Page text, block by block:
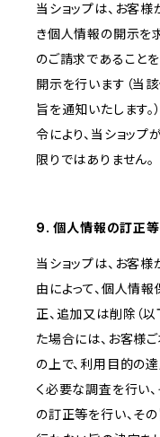
当ショップは、お客
き個人情報の開示を
のご請求であること
開示を行います（当
旨を通知いたします
令により、当ショッ
限りではありません。
9. 個人情報の訂正等
当ショップは、お客
由によって、個人情
正、追加又は削除（以
た場合には、お客様
の上で、利用目的の
く必要な調査を行い
の訂正等を行い、そ